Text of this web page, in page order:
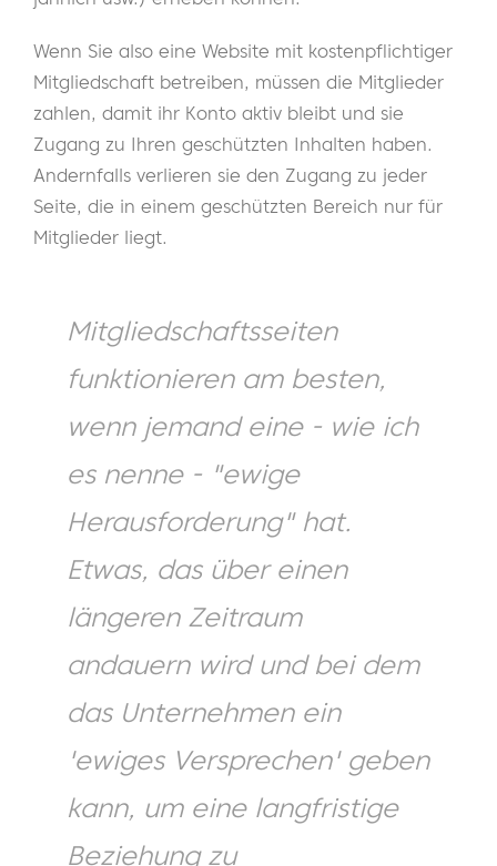
Wenn Sie also eine Website mit kostenpflichtiger
Mitgliedschaft betreiben, müssen die Mitglieder
zahlen, damit ihr Konto aktiv bleibt und sie
Zugang zu Ihren geschützten Inhalten haben.
Andernfalls verlieren sie den Zugang zu jeder
Seite, die in einem geschützten Bereich nur für
Mitglieder liegt.
Mitgliedschaftsseiten
funktionieren am besten,
wenn jemand eine - wie ich
es nenne - "ewige
Herausforderung" hat.
Etwas, das über einen
längeren Zeitraum
andauern wird und bei dem
das Unternehmen ein
'ewiges Versprechen' geben
kann, um eine langfristige
Beziehung zu